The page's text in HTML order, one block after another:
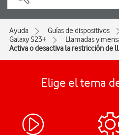
Ayuda Guías de dispositivos
Galaxy S23+
Llamadas y
Activa o desactiva la restricción de
Elige el tema